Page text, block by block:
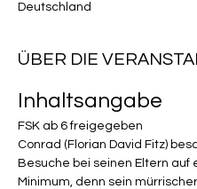
Deutschland
ÜBER DIE
Inhaltsangabe
FSK ab 6 freigegeben
Conrad (Florian David Fitz)
Besuche bei seinen Eltern auf
Minimum, denn sein